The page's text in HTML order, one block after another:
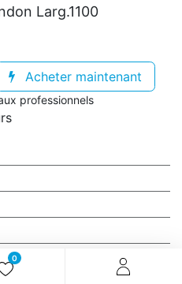
0
Larg.1100
Acheter maintenant
professionnels